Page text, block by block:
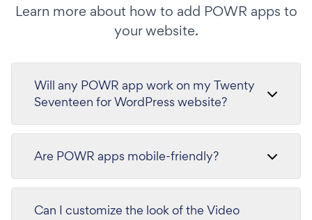
Learn more about how to add POWR apps to
your website.
Will any POWR app work on my Twenty
Seventeen for WordPress website?
Are POWR apps mobile-friendly?
Can I customize the look of the Video